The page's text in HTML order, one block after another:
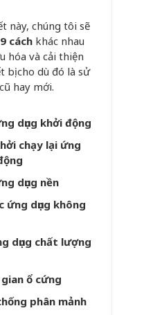
này, chúng tôi sẽ
cách khác nhau
hóa và cải thiện
bị cho dù đó là sử
hay mới.
dụng khởi động
chạy lại ứng
dụng nền
ứng dụng không
dụng chất lượng
ổ cứng
phân mảnh